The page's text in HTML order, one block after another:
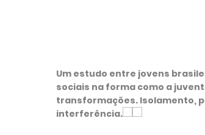
Um estudo entre jovens
sociais na forma como a
transformações. Isolamento,
interferência.